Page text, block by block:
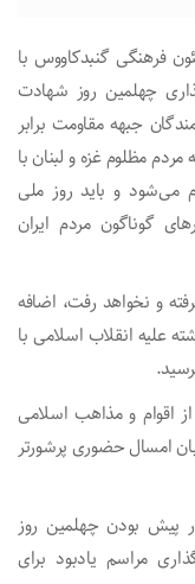
فرهنگی گنبدکاووس با
۱۳ آبان و نیز برگذاری چهلمین روز شهادت
جبهه مقاومت برابر
مظلوم غزه و لبنان با
می‌شود و باید روز ملی
گوناگون مردم ایران
و نخواهد رفت، اضافه
جهان در ۴۵ سال گذشته علیه انقلاب اسلامی با
اقوام و مذاهب اسلامی
در گنبدکاووس خواست در راهپیمایی ۱۳ آبان امسال حضوری پرشورتر
پیش بودن چهلمین روز
مراسم یادبود برای